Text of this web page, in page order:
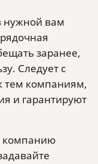
нужной вам
заранее,
Следует с
тем компаниям,
и гарантируют
компанию